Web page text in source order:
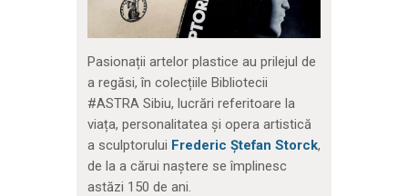
Pasionații artelor plastice au prilejul de
a regăsi, în colecțiile Bibliotecii
#ASTRA Sibiu, lucrări referitoare la
viața, personalitatea și opera artistică
a sculptorului Frederic Ștefan Storck,
de la a cărui naștere se împlinesc
astăzi 150 de ani.